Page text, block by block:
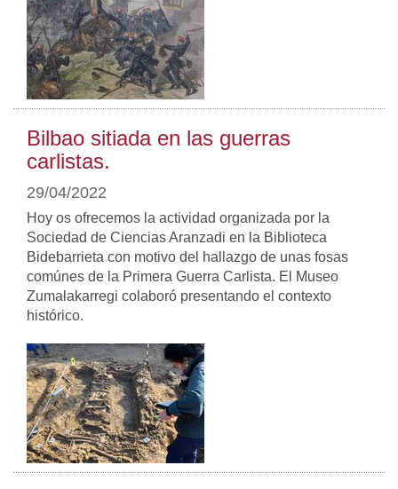
Bilbao sitiada en las guerras
carlistas.
29/04/2022
Hoy os ofrecemos la actividad organizada por la
Sociedad de Ciencias Aranzadi en la Biblioteca
Bidebarrieta con motivo del hallazgo de unas fosas
comúnes de la Primera Guerra Carlista. El Museo
Zumalakarregi colaboró presentando el contexto
histórico.